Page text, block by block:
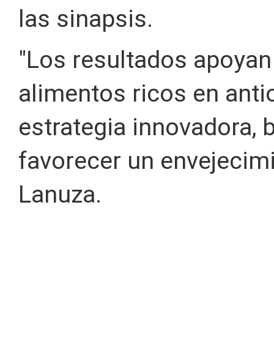
las sinapsis.
"Los resultados
alimentos ricos en
estrategia innovadora,
favorecer un
Lanuza.